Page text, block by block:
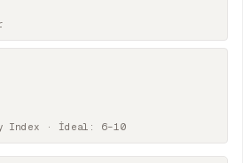
Index · İdeal: 6–10